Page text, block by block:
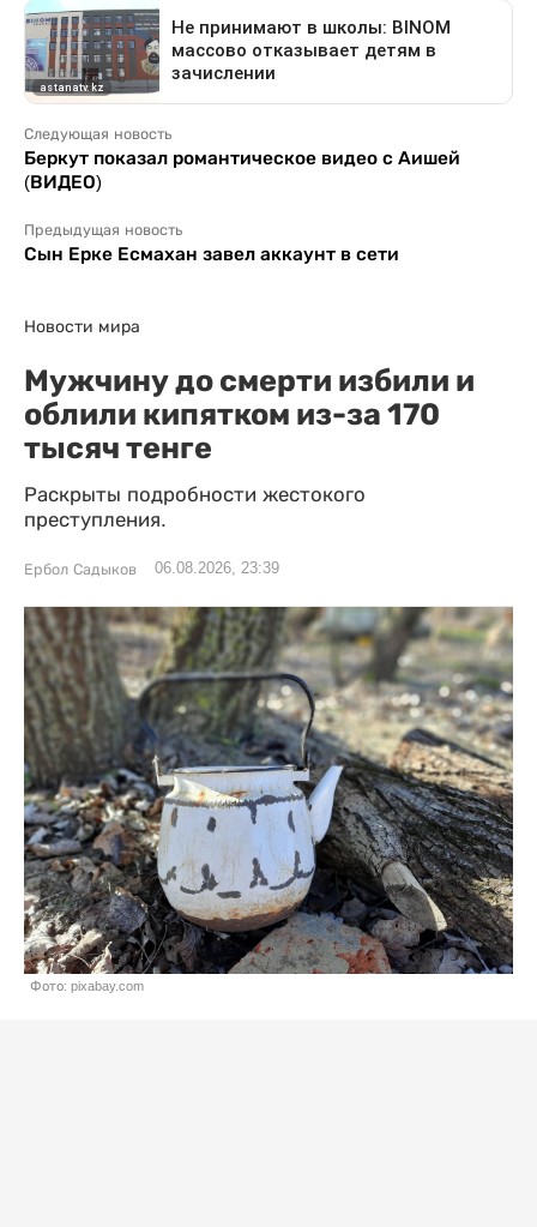
Следующая новость
Беркут показал романтическое видео с Аишей
(ВИДЕО)
Предыдущая новость
Сын Ерке Есмахан завел аккаунт в сети
Новости мира
Мужчину до смерти избили и
облили кипятком из-за 170
тысяч тенге
Раскрыты подробности жестокого
преступления.
Ербол Садыков 06.08.2026, 23:39
Фото: pixabay.com